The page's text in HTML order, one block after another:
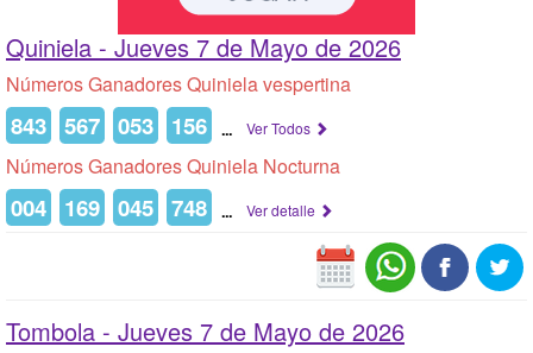
Quiniela - Jueves 7 de Mayo de 2026
Números Ganadores Quiniela vespertina
843 567 053 156 ... Ver Todos
Números Ganadores Quiniela Nocturna
004 169 045 748 ... Ver detalle
Tombola - Jueves 7 de Mayo de 2026